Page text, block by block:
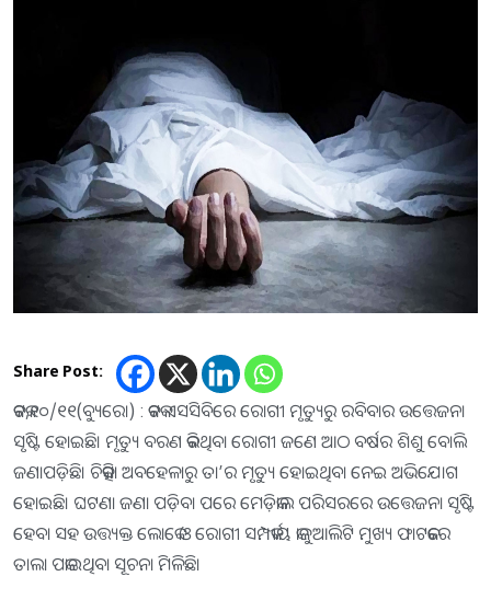
Share Post:
କଟକ,୧୦/୧୧(ବ୍ୟୁରୋ) : କଟକ ଏସସିବିରେ ରୋଗୀ ମୃତ୍ୟୁରୁ ରବିବାର ଉତ୍ତେଜନା
ସୃଷ୍ଟି ହୋଇଛି। ମୃତ୍ୟୁ ବରଣ କରିଥିବା ରୋଗୀ ଜଣେ ଆଠ ବର୍ଷର ଶିଶୁ ବୋଲି
ଜଣାପଡ଼ିଛି। ଚିକିତ୍ସା ଅବହେଳାରୁ ତା’ର ମୃତ୍ୟୁ ହୋଇଥିବା ନେଇ ଅଭିଯୋଗ
ହୋଇଛି। ଘଟଣା ଜଣା ପଡ଼ିବା ପରେ ମେଡ଼ିକାଲ ପରିସରରେ ଉତ୍ତେଜନା ସୃଷ୍ଟି
ହେବା ସହ ଉତ୍ତ୍ୟକ୍ତ ଲୋକେ ଓ ରୋଗୀ ସମ୍ପର୍କୀୟ କାଜୁଆଲିଟି ମୁଖ୍ୟ ଫାଟକରେ
ତାଲା ପକାଇଥିବା ସୂଚନା ମିଳିଛି।